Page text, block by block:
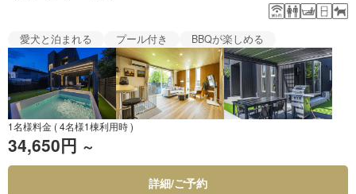
愛犬と泊まれる プール付き BBQが楽しめる
1名様料金 ( 4名様1棟利用時 )
34,650円 ～
詳細/ご予約